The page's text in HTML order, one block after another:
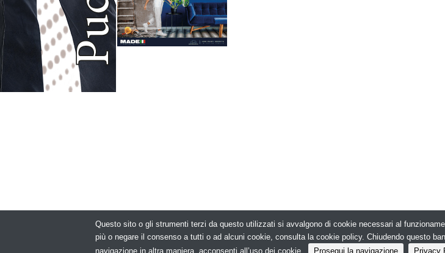
© Copyright 2026. Edilizia in Rete - N.ro
Questo sito o gli strumenti terzi da questo utilizzati si avvalgono di cookie necessari al
più o negare il consenso a tutti o ad alcuni cookie, consulta la cookie policy. Chiudendo questo
navigazione in altra maniera, acconsenti all’uso dei cookie.
Prosegui la navigazione Privacy